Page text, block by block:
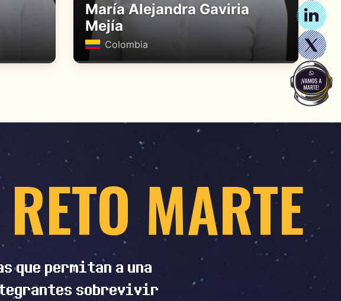
María Alejandra Gaviria
Mejía
Colombia
MARTE
que permitan a una
sobrevivir